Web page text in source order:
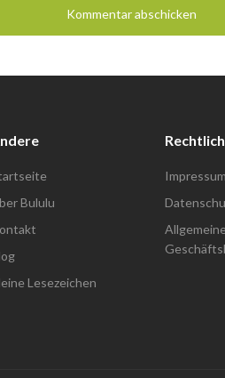
Bululu
Lesezeichen
Impressum
Allgemeine